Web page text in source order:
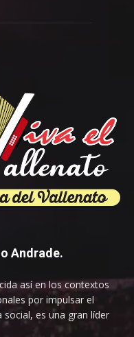
Andrade.
así en los contextos
por impulsar el
es una gran líder